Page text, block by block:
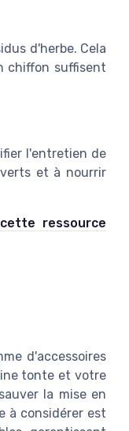
d'herbe. Cela
chiffon suffisent
l'entretien de
et à nourrir
cette ressource
d'accessoires
tonte et votre
la mise en
à considérer est